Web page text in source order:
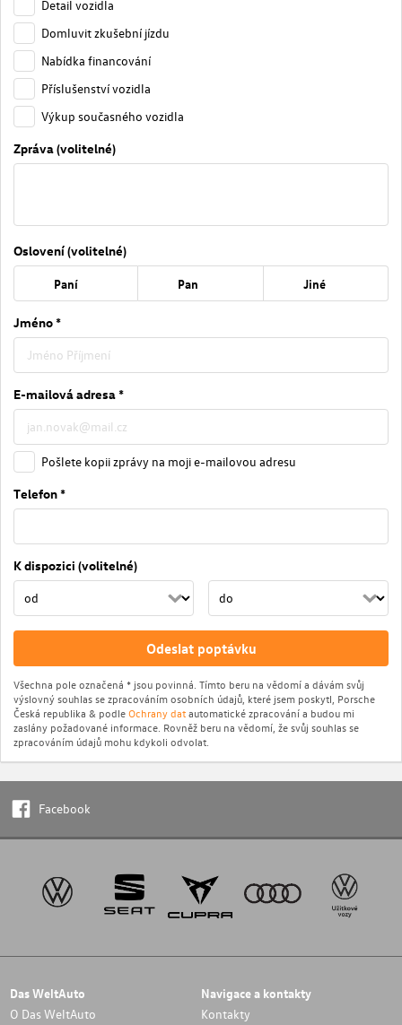
Detail vozidla
Domluvit zkušební jízdu
Nabídka financování
Příslušenství vozidla
Výkup současného vozidla
Zpráva (volitelné)
Oslovení (volitelné)
Paní Pan Jiné
Jméno *
E-mailová adresa *
Pošlete kopii zprávy na moji e-mailovou adresu
Telefon *
K dispozici (volitelné)
Odeslat poptávku
Všechna pole označená * jsou povinná. Tímto beru na vědomí a dávám svůj
výslovný souhlas se zpracováním osobních údajů, které jsem poskytl, Porsche
Česká republika & podleOchrany datautomatické zpracování a budou mi
zaslány požadované informace. Rovněž beru na vědomí, že svůj souhlas se
zpracováním údajů mohu kdykoli odvolat.
Facebook
Das WeltAuto
O Das WeltAuto
Navigace a kontakty
Kontakty